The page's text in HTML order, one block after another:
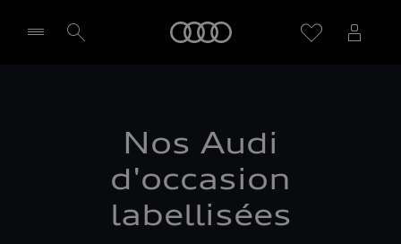
Nos Audi
d'occasion
labellisées